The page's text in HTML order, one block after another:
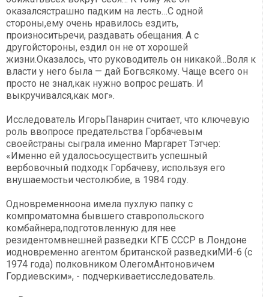
оказалсястрашно падким на лесть…С одной
стороны,ему очень нравилось ездить,
произноситьречи, раздавать обещания. А с
другойстороны, ездил он не от хорошей
жизни.Оказалось, что руководитель он никакой...Воля к
власти у него была — дай Богвсякому. Чаще всего он
просто не знал,как нужно вопрос решать. И
выкручивался,как мог».
Исследователь ИгорьПанарин считает, что ключевую
роль ввопросе предательства Горбачевым
своейстраны сыграла именно Маргарет Тэтчер:
«Именно ей удалосьосуществить успешный
вербовочный подходк Горбачеву, используя его
внушаемостьи честолюбие, в 1984 году.
Одновременноона имела пухлую папку с
компроматомна бывшего ставропольского
комбайнера,подготовленную для нее
резидентомвнешней разведки КГБ СССР в Лондоне
иодновременно агентом британской разведкиМИ-6 (с
1974 года) полковником ОлегомАнтоновичем
Гордиевским», - подчеркиваетисследователь.